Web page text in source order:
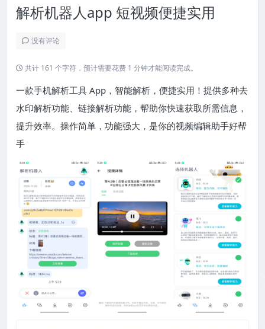
解析机器人app 短视频便捷实用
没有评论
共计 161 个字符，预计需要花费 1 分钟才能阅读完成。
一款手机解析工具 App，智能解析，便捷实用！提供多种去
水印解析功能、链接解析功能，帮助你快速获取所需信息，
提升效率。操作简单，功能强大，是你的视频编辑助手好帮
手